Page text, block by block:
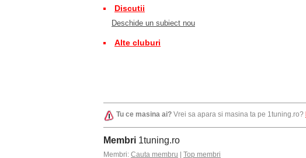
Discutii
Deschide un subiect nou
Alte cluburi
Tu ce masina ai? Vrei sa apara si masina ta pe 1tuning.ro?
Membri 1tuning.ro
Membri: Cauta membru Top membri